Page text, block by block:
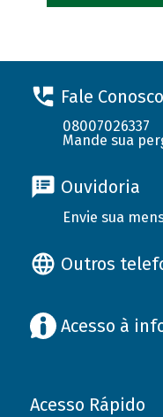
Fale Conosco
08007026337
Mande sua
Ouvidoria
Envie sua
Outros
Acesso à
Acesso Rápido